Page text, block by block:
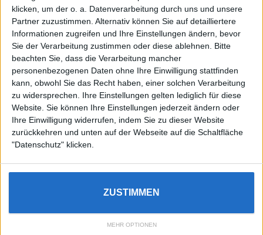
klicken, um der o. a. Datenverarbeitung durch uns und unsere
Partner zuzustimmen. Alternativ können Sie auf detailliertere
Informationen zugreifen und Ihre Einstellungen ändern, bevor
Sie der Verarbeitung zustimmen oder diese ablehnen.
Bitte
beachten Sie, dass die Verarbeitung mancher
personenbezogenen Daten ohne Ihre Einwilligung stattfinden
kann, obwohl Sie das Recht haben, einer solchen Verarbeitung
zu widersprechen. Ihre Einstellungen gelten lediglich für diese
Website. Sie können Ihre Einstellungen jederzeit ändern oder
Ihre Einwilligung widerrufen, indem Sie zu dieser Website
zurückkehren und unten auf der Webseite auf die Schaltfläche
"Datenschutz" klicken.
MEHR OPTIONEN
ZUSTIMMEN
neuesten Smart Home Systemen.
About
DESMONDO Suche
Kooperationen
Rechtliches
Impressum
Datenschutz
Sitemap
4
Copyright © 2022 DESMONDO